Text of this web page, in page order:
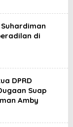
di
DPRD
Suap
Amby